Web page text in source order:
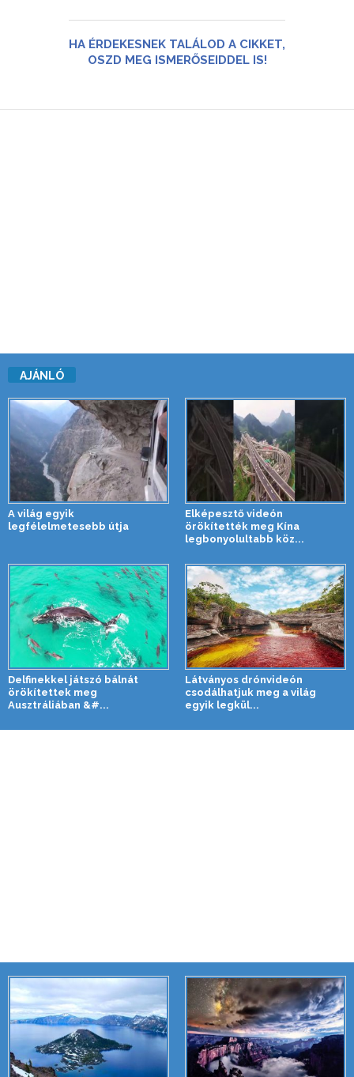
HA ÉRDEKESNEK TALÁLOD A CIKKET,
OSZD MEG ISMERŐSEIDDEL IS!
AJÁNLÓ
A világ egyik
legfélelmetesebb útja
Elképesztő videón
örökítették meg Kína
legbonyolultabb köz...
Delfinekkel játszó bálnát
örökítettek meg
Ausztráliában &#...
Látványos drónvideón
csodálhatjuk meg a világ
egyik legkül...